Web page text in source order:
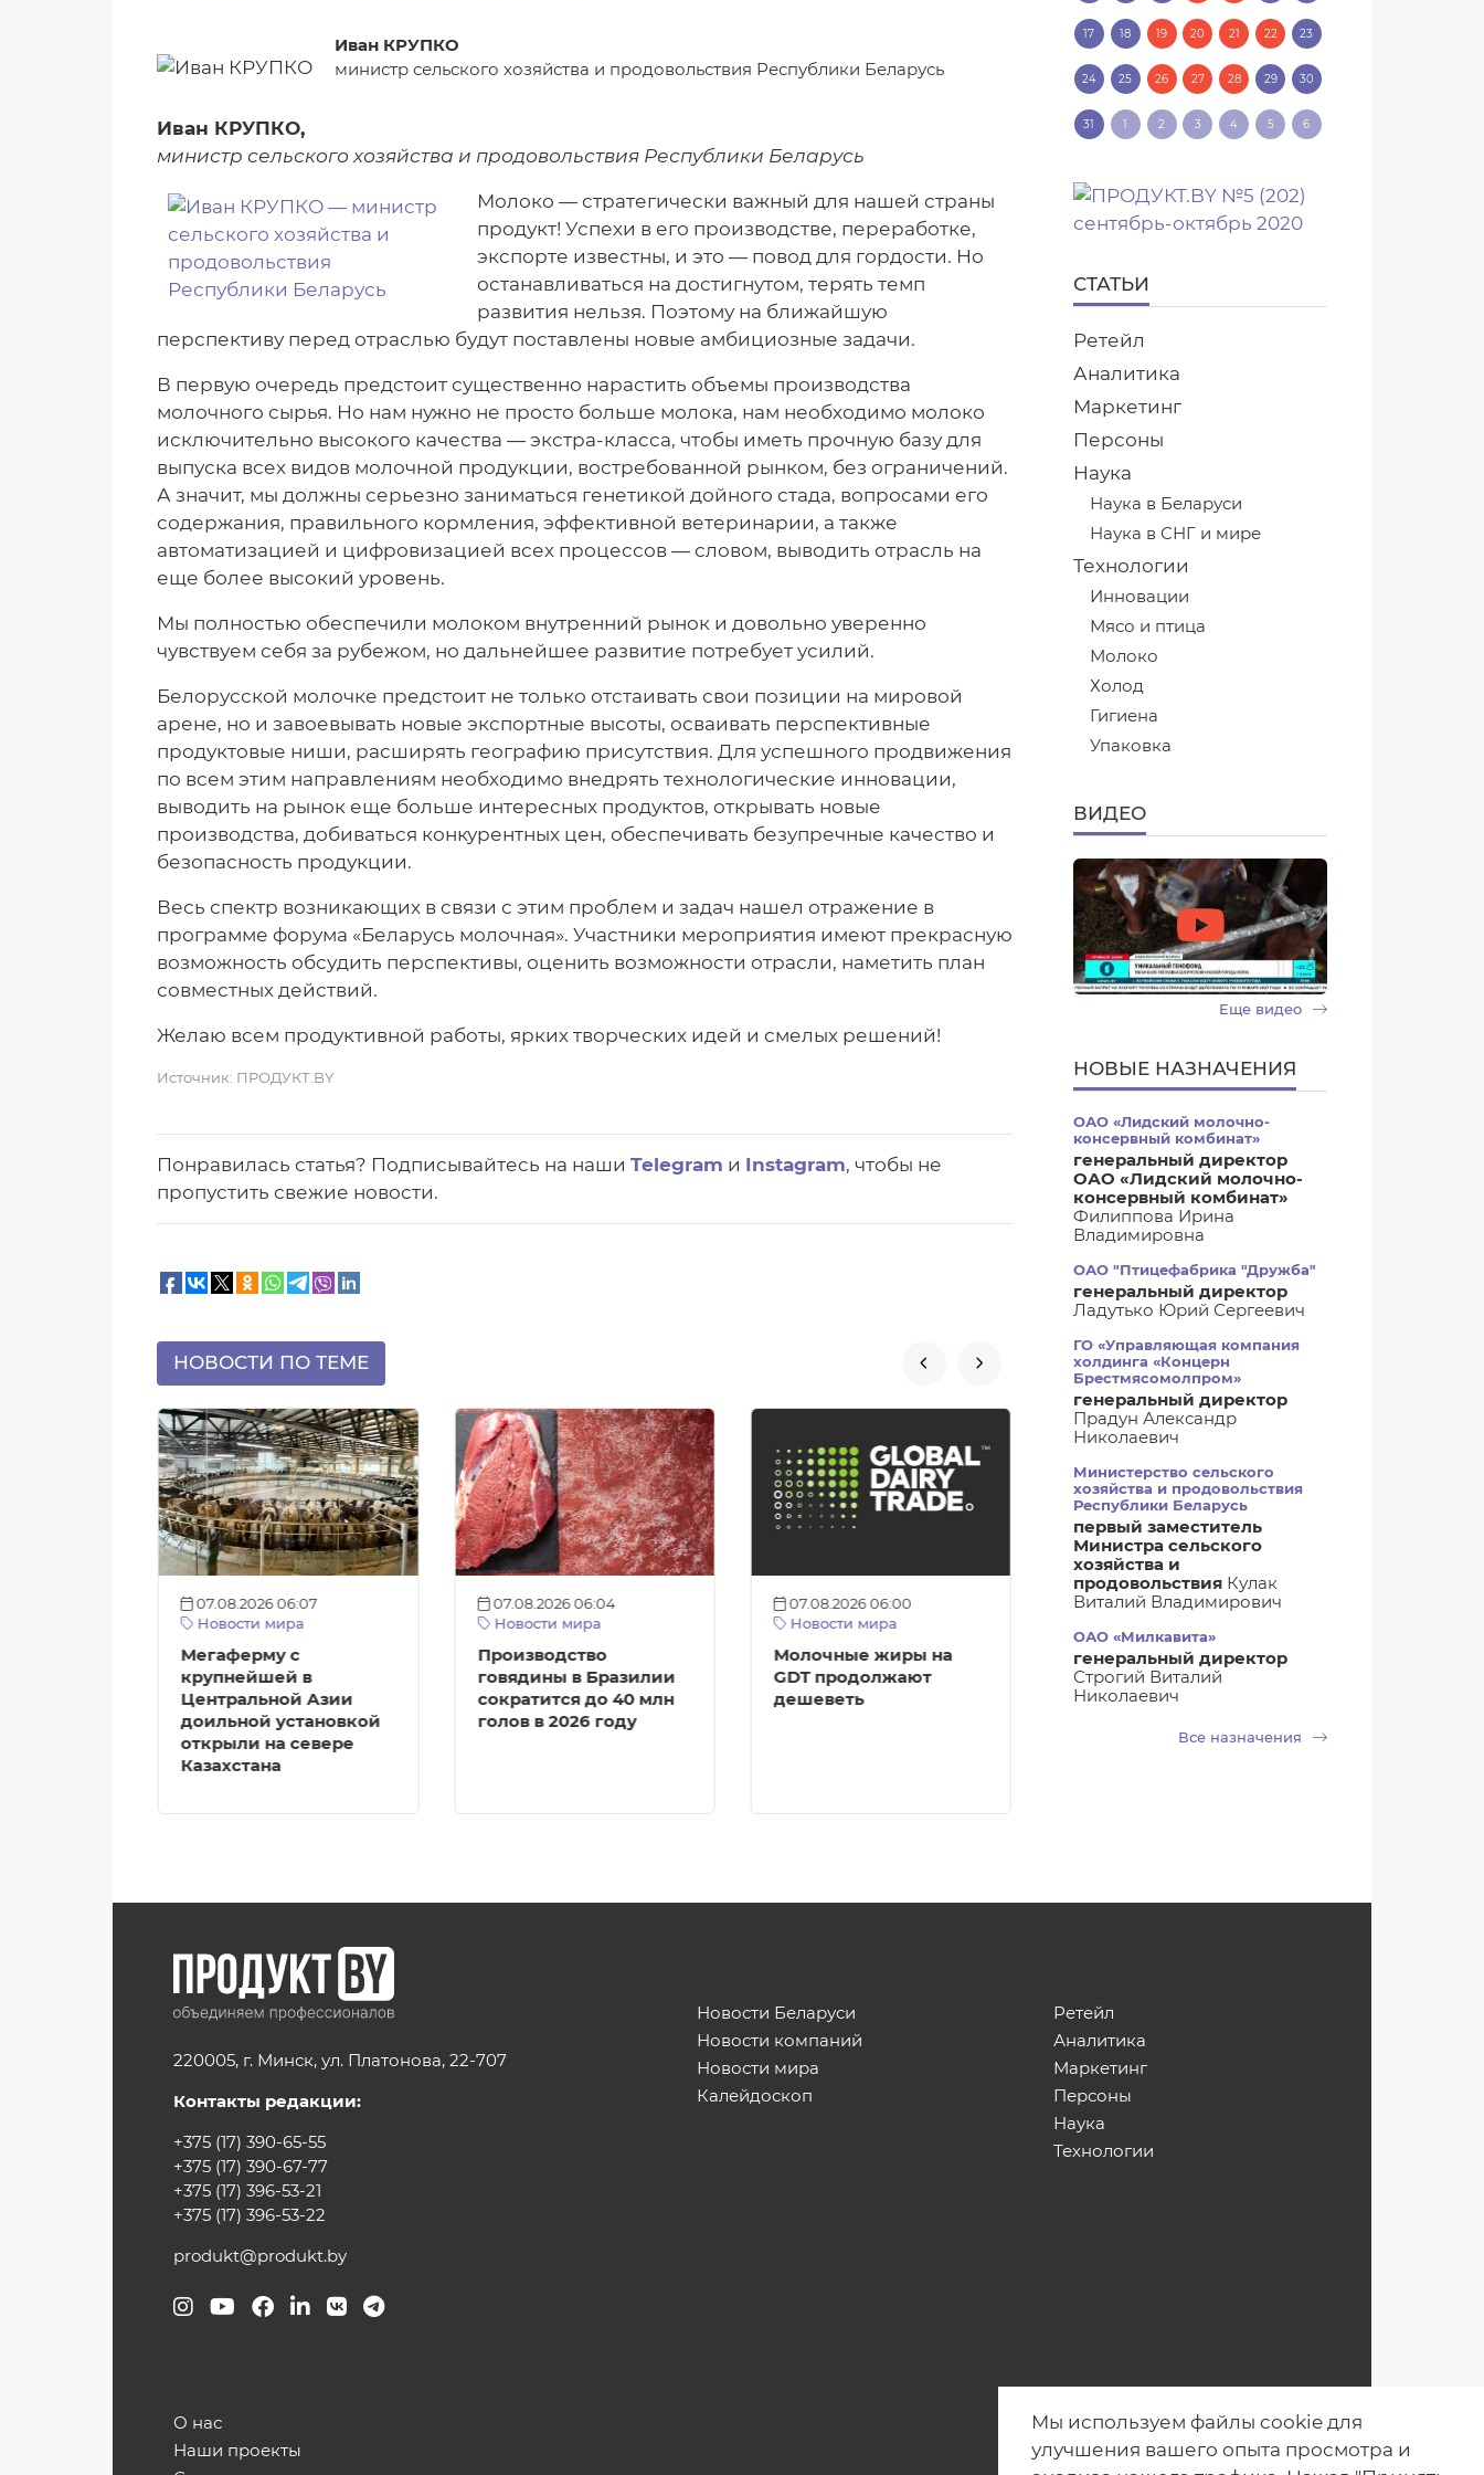
Иван КРУПКО
министр сельского хозяйства и продовольствия Республики Беларусь
Иван КРУПКО,
министр сельского хозяйства и продовольствия Республики Беларусь
Молоко — стратегически важный для нашей страны
продукт! Успехи в его производстве, переработке,
экспорте известны, и это — повод для гордости. Но
останавливаться на достигнутом, терять темп
развития нельзя. Поэтому на ближайшую
перспективу перед отраслью будут поставлены новые амбициозные задачи.
В первую очередь предстоит существенно нарастить объемы производства
молочного сырья. Но нам нужно не просто больше молока, нам необходимо молоко
исключительно высокого качества — экстра-класса, чтобы иметь прочную базу для
выпуска всех видов молочной продукции, востребованной рынком, без ограничений.
А значит, мы должны серьезно заниматься генетикой дойного стада, вопросами его
содержания, правильного кормления, эффективной ветеринарии, а также
автоматизацией и цифровизацией всех процессов — словом, выводить отрасль на
еще более высокий уровень.
Мы полностью обеспечили молоком внутренний рынок и довольно уверенно
чувствуем себя за рубежом, но дальнейшее развитие потребует усилий.
Белорусской молочке предстоит не только отстаивать свои позиции на мировой
арене, но и завоевывать новые экспортные высоты, осваивать перспективные
продуктовые ниши, расширять географию присутствия. Для успешного продвижения
по всем этим направлениям необходимо внедрять технологические инновации,
выводить на рынок еще больше интересных продуктов, открывать новые
производства, добиваться конкурентных цен, обеспечивать безупречные качество и
безопасность продукции.
Весь спектр возникающих в связи с этим проблем и задач нашел отражение в
программе форума «Беларусь молочная». Участники мероприятия имеют прекрасную
возможность обсудить перспективы, оценить возможности отрасли, наметить план
совместных действий.
Желаю всем продуктивной работы, ярких творческих идей и смелых решений!
Источник: ПРОДУКТ.BY
Понравилась статья? Подписывайтесь на наши Telegram и Instagram, чтобы не
пропустить свежие новости.
НОВОСТИ ПО ТЕМЕ  
07.08.2026 06:07
Новости мира
Мегаферму с
крупнейшей в
Центральной Азии
доильной установкой
открыли на севере
Казахстана
07.08.2026 06:04
Новости мира
Производство
говядины в Бразилии
сократится до 40 млн
голов в 2026 году
07.08.2026 06:00
Новости мира
Молочные жиры на
GDT продолжают
дешеветь
06.08.2026 06:12
Вступили в силу новые
ветеринарно-
санитарные правила
мясопереработки
17 18 19 20 21 22 23
24 25 26 27 28 29 30
31 1 2 3 4 5 6
СТАТЬИ
Ретейл
Аналитика
Маркетинг
Персоны
Наука
Наука в Беларуси
Наука в СНГ и мире
Технологии
Инновации
Мясо и птица
Молоко
Холод
Гигиена
Упаковка
ВИДЕО
Еще видео
НОВЫЕ НАЗНАЧЕНИЯ
ОАО «Лидский молочно-
консервный комбинат»
генеральный директор
ОАО «Лидский молочно-
консервный комбинат»
Филиппова Ирина
Владимировна
ОАО "Птицефабрика "Дружба"
генеральный директор
Ладутько Юрий Сергеевич
ГО «Управляющая компания
холдинга «Концерн
Брестмясомолпром»
генеральный директор
Прадун Александр
Николаевич
Министерство сельского
хозяйства и продовольствия
Республики Беларусь
первый заместитель
Министра сельского
хозяйства и
продовольствия Кулак
Виталий Владимирович
ОАО «Милкавита»
генеральный директор
Строгий Виталий
Николаевич
Все назначения
220005, г. Минск, ул. Платонова, 22-707
Контакты редакции:
+375 (17) 390-65-55
+375 (17) 390-67-77
+375 (17) 396-53-21
+375 (17) 396-53-22
produkt@produkt.by
Новости Беларуси
Новости компаний
Новости мира
Калейдоскоп
Ретейл
Аналитика
Маркетинг
Персоны
Наука
Технологии
О нас
Наши проекты
Мы используем файлы cookie для
улучшения вашего опыта просмотра и